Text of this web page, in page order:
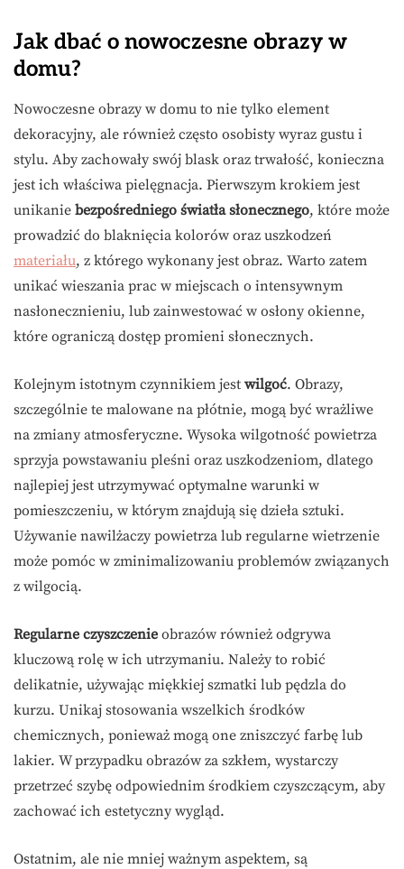
Jak dbać o nowoczesne obrazy w
domu?
Nowoczesne obrazy w domu to nie tylko element
dekoracyjny, ale również często osobisty wyraz gustu i
stylu. Aby zachowały swój blask oraz trwałość, konieczna
jest ich właściwa pielęgnacja. Pierwszym krokiem jest
unikanie bezpośredniego światła słonecznego, które może
prowadzić do blaknięcia kolorów oraz uszkodzeń
materiału, z którego wykonany jest obraz. Warto zatem
unikać wieszania prac w miejscach o intensywnym
nasłonecznieniu, lub zainwestować w osłony okienne,
które ograniczą dostęp promieni słonecznych.
Kolejnym istotnym czynnikiem jest wilgoć. Obrazy,
szczególnie te malowane na płótnie, mogą być wrażliwe
na zmiany atmosferyczne. Wysoka wilgotność powietrza
sprzyja powstawaniu pleśni oraz uszkodzeniom, dlatego
najlepiej jest utrzymywać optymalne warunki w
pomieszczeniu, w którym znajdują się dzieła sztuki.
Używanie nawilżaczy powietrza lub regularne wietrzenie
może pomóc w zminimalizowaniu problemów związanych
z wilgocią.
Regularne czyszczenie obrazów również odgrywa
kluczową rolę w ich utrzymaniu. Należy to robić
delikatnie, używając miękkiej szmatki lub pędzla do
kurzu. Unikaj stosowania wszelkich środków
chemicznych, ponieważ mogą one zniszczyć farbę lub
lakier. W przypadku obrazów za szkłem, wystarczy
przetrzeć szybę odpowiednim środkiem czyszczącym, aby
zachować ich estetyczny wygląd.
Ostatnim, ale nie mniej ważnym aspektem, są